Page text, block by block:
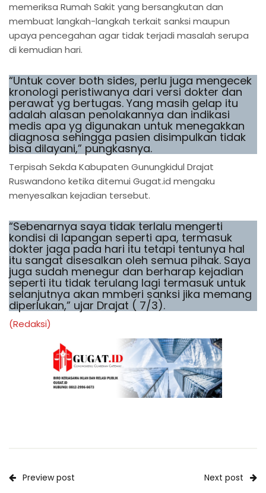
memeriksa Rumah Sakit yang bersangkutan dan
membuat langkah-langkah terkait sanksi maupun
upaya pencegahan agar tidak terjadi masalah serupa
di kemudian hari.
“Untuk cover both sides, perlu juga mengecek
kronologi peristiwanya dari versi dokter dan
perawat yg bertugas. Yang masih gelap itu
adalah alasan penolakannya dan indikasi
medis apa yg digunakan untuk menegakkan
diagnosa sehingga pasien disimpulkan tidak
bisa dilayani,” pungkasnya.
Terpisah Sekda Kabupaten Gunungkidul Drajat
Ruswandono ketika ditemui Gugat.id mengaku
menyesalkan kejadian tersebut.
“Sebenarnya saya tidak terlalu mengerti
kondisi di lapangan seperti apa, termasuk
dokter jaga pada hari itu tetapi tentunya hal
itu sangat disesalkan oleh semua pihak. Saya
juga sudah menegur dan berharap kejadian
seperti itu tidak terulang lagi termasuk untuk
selanjutnya akan mmberi sanksi jika memang
diperlukan,” ujar Drajat ( 7/3).
(Redaksi)
Preview post
Next post